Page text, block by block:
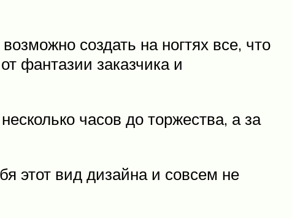
создать на ногтях все, что
фантазии заказчика и
часов до торжества, а за
этот вид дизайна и совсем не